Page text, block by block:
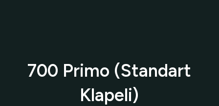
700 Primo (Standart
Klapeli)